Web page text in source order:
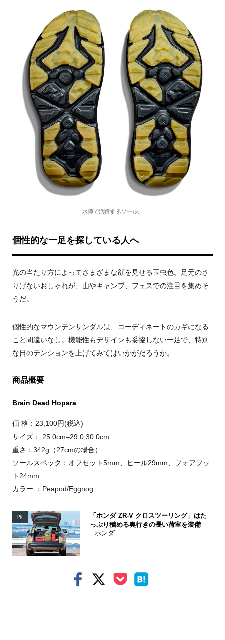
水陸で活躍するソール。
個性的な一足を探している人へ
光の当たり方によってさまざまな顔を見せる玉虫色。足元のさ
りげないおしゃれが、山やキャンプ、フェスでの注目を集めそ
うだ。
個性的なマウンテンサンダルは、コーディネートのカギになる
こと間違いなし。機能性もデザインも妥協しない一足で、特別
な日のテンションを上げてみてはいかがだろうか。
商品概要
Brain Dead Hopara
価 格：23,100円(税込)
サイズ： 25.0cm–29.0,30.0cm
重さ：342g（27cmの場合）
ソールスペック：オフセット5mm、ヒール29mm、フォアフッ
ト24mm
カラー ：Peapod/Eggnog
PR
「ホンダ ZR-V クロスツーリング」はた
っぷり積める奥行きの長い荷室を装備
ホンダ